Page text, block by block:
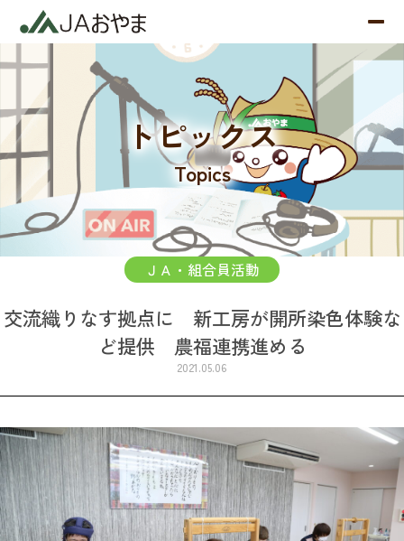
トピックス
Topics
ＪＡ・組合員活動
交流織りなす拠点に 新工房が開所染色体験な
ど提供 農福連携進める
2021.05.06